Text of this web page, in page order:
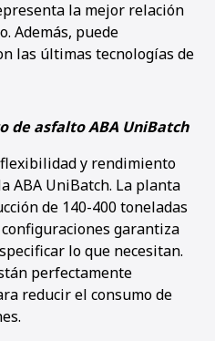
la mejor relación
Además, puede
las últimas tecnologías de
de asfalto ABA UniBatch
y rendimiento
ABA UniBatch. La planta
de 140-400 toneladas
garantiza
lo que necesitan.
perfectamente
reducir el consumo de